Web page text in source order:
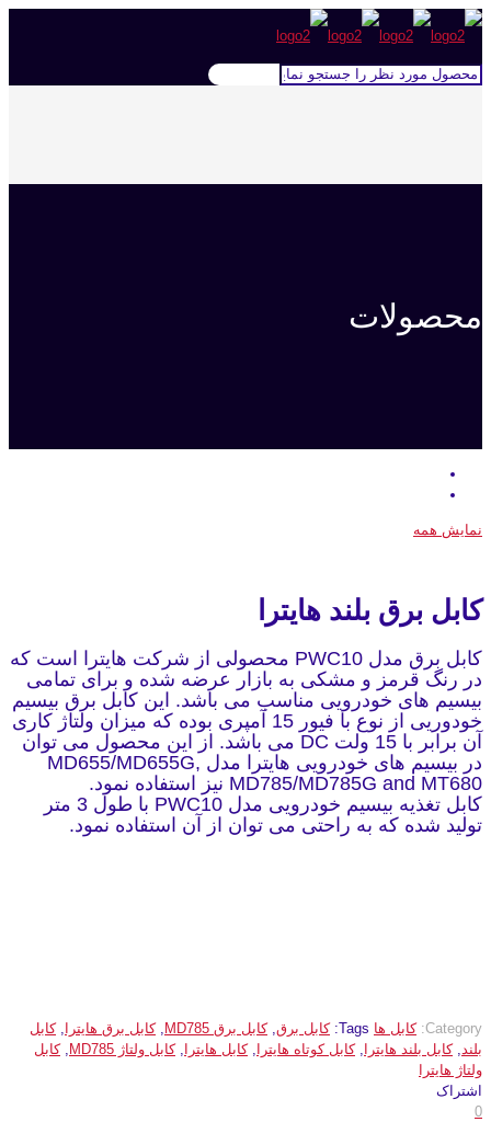
محصولات
نمایش همه
کابل برق بلند هایترا
کابل برق مدل PWC10 محصولی از شرکت هایترا است که
در رنگ قرمز و مشکی به بازار عرضه شده و برای تمامی
بیسیم های خودرویی مناسب می باشد. این کابل برق بیسیم
خودوریی از نوع با فیور 15 آمپری بوده که میزان ولتاژ کاری
آن برابر با 15 ولت DC می باشد. از این محصول می توان
در بیسیم های خودرویی هایترا مدل MD655/MD655G,
MD785/MD785G and MT680 نیز استفاده نمود.
کابل تغذیه بیسیم خودرویی مدل PWC10 با طول 3 متر
تولید شده که به راحتی می توان از آن استفاده نمود.
Category: کابل ها Tags: کابل برق,کابل برق MD785 ,کابل برق هایترا ,کابل
بلند,کابل بلند هایترا ,کابل کوتاه هایترا ,کابل هایترا ,کابل ولتاژ MD785 ,کابل
ولتاژ هایترا
اشتراک
0